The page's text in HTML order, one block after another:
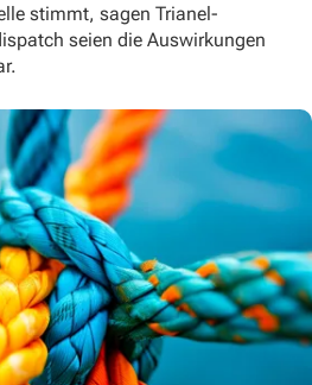
stimmt, sagen Trianel-
seien die Auswirkungen